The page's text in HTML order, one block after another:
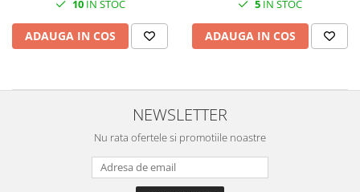
10IN STOC
ADAUGA IN COS
5 IN STOC
ADAUGA IN COS
NEWSLETTER
Nu rata ofertele si promotiile noastre